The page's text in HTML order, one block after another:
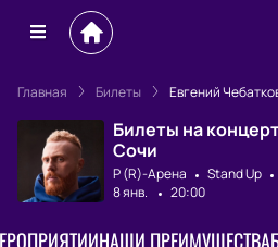
Главная Билеты Евгений
Билеты на
Сочи
Р (R)-Арена Stand Up
8 янв.
20:00
НАШИ ПРЕИМУЩЕСТВА